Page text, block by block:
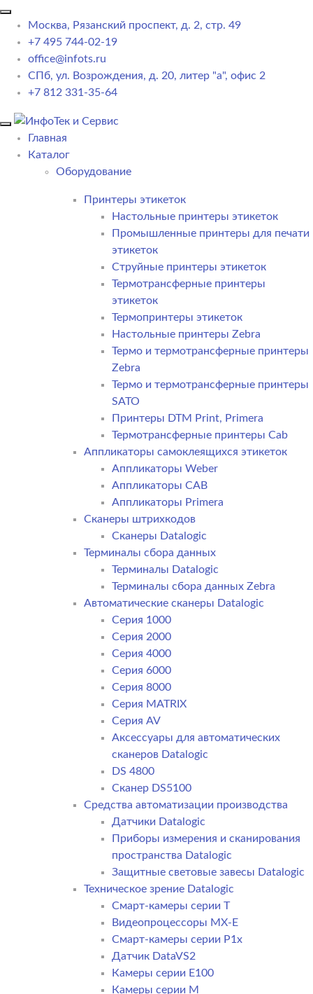
Москва, Рязанский проспект, д. 2, стр. 49
+7 495 744-02-19
office@infots.ru
СПб, ул. Возрождения, д. 20, литер "a", офис 2
+7 812 331-35-64
Главная
Каталог
Оборудование
Принтеры этикеток
Настольные принтеры этикеток
Промышленные принтеры для печати
этикеток
Струйные принтеры этикеток
Термотрансферные принтеры
этикеток
Термопринтеры этикеток
Настольные принтеры Zebra
Термо и термотрансферные принтеры
Zebra
Термо и термотрансферные принтеры
SATO
Принтеры DTM Print, Primera
Термотрансферные принтеры Cab
Аппликаторы самоклеящихся этикеток
Аппликаторы Weber
Аппликаторы CAB
Аппликаторы Primera
Сканеры штрихкодов
Сканеры Datalogic
Терминалы сбора данных
Терминалы Datalogic
Терминалы сбора данных Zebra
Автоматические сканеры Datalogic
Серия 1000
Серия 2000
Серия 4000
Серия 6000
Серия 8000
Серия MATRIX
Серия AV
Аксессуары для автоматических
сканеров Datalogic
DS 4800
Сканер DS5100
Средства автоматизации производства
Датчики Datalogic
Приборы измерения и сканирования
пространства Datalogic
Защитные световые завесы Datalogic
Техническое зрение Datalogic
Смарт-камеры серии T
Видеопроцессоры MX-E
Смарт-камеры серии P1x
Датчик DataVS2
Камеры серии E100
Камеры серии M